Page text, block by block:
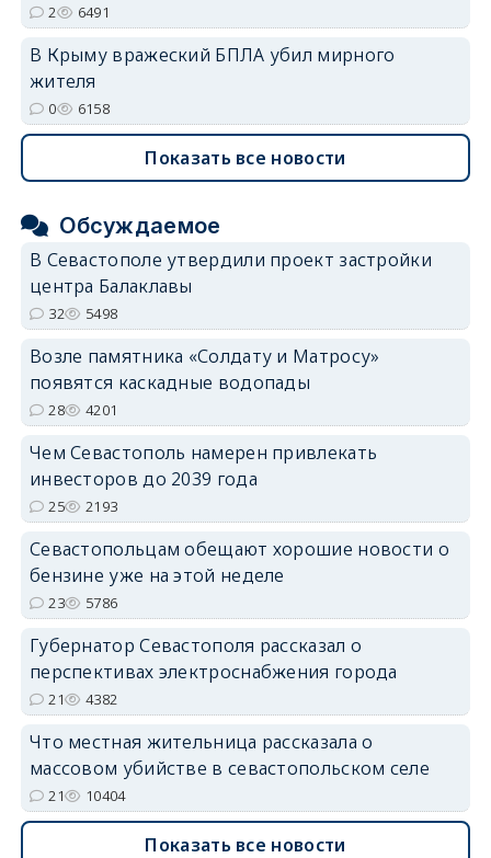
2 6491
В Крыму вражеский БПЛА убил мирного
жителя
0 6158
Показать все новости
Обсуждаемое
В Севастополе утвердили проект застройки
центра Балаклавы
32 5498
Возле памятника «Солдату и Матросу»
появятся каскадные водопады
28 4201
Чем Севастополь намерен привлекать
инвесторов до 2039 года
25 2193
Севастопольцам обещают хорошие новости о
бензине уже на этой неделе
23 5786
Губернатор Севастополя рассказал о
перспективах электроснабжения города
21 4382
Что местная жительница рассказала о
массовом убийстве в севастопольском селе
21 10404
Показать все новости